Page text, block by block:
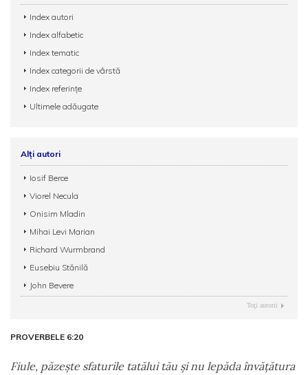
Index autori
Index alfabetic
Index tematic
Index categorii de vârstă
Index referințe
Ultimele adăugate
Alți autori
Iosif Berce
Viorel Necula
Onisim Mladin
Mihai Levi Marian
Richard Wurmbrand
Eusebiu Stănilă
John Bevere
Toţi autorii
PROVERBELE 6:20
Fiule, păzeşte sfaturile tatălui tău şi nu lepăda învăţătura